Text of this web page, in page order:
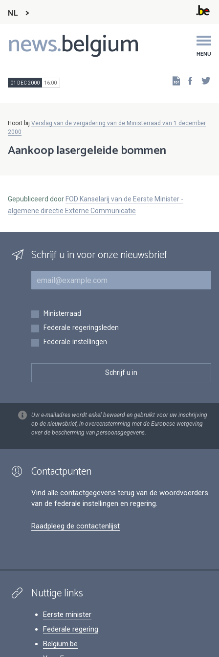
NL
news.belgium MENU
Main
navigation
01 DEC 2000 16:00
Hoort bij Verslag van de vergadering van de Ministerraad van 1 december
2000
Aankoop lasergeleide bommen
Gepubliceerd door FOD Kanselarij van de Eerste Minister -
algemene directie Externe Communicatie
Schrijf u in voor onze nieuwsbrief
E-mail
Inschrijvingen
Ministerraad
Federale regeringsleden
Federale instellingen
Uw e-mailadres wordt enkel bewaard en gebruikt voor uw inschrijving
op de nieuwsbrief, in overeenstemming met de Europese wetgeving
over de bescherming van persoonsgegevens.
Contactpunten
Vind alle contactgegevens terug van de woordvoerders
van de federale instellingen en regering.
Raadpleeg de contactenlijst
Nuttige links
Eerste minister
Federale regering
Belgium.be